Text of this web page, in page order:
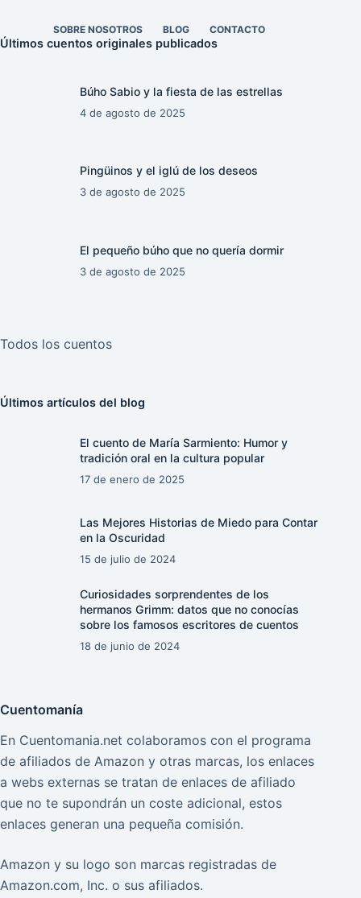
SOBRE NOSOTROS BLOG CONTACTO
Últimos cuentos originales publicados
Búho Sabio y la fiesta de las estrellas
4 de agosto de 2025
Pingüinos y el iglú de los deseos
3 de agosto de 2025
El pequeño búho que no quería dormir
3 de agosto de 2025
Todos los cuentos
Últimos artículos del blog
El cuento de María Sarmiento: Humor y
tradición oral en la cultura popular
17 de enero de 2025
Las Mejores Historias de Miedo para Contar
en la Oscuridad
15 de julio de 2024
Curiosidades sorprendentes de los
hermanos Grimm: datos que no conocías
sobre los famosos escritores de cuentos
18 de junio de 2024
Cuentomanía
En Cuentomania.net colaboramos con el programa
de afiliados de Amazon y otras marcas, los enlaces
a webs externas se tratan de enlaces de afiliado
que no te supondrán un coste adicional, estos
enlaces generan una pequeña comisión.
Amazon y su logo son marcas registradas de
Amazon.com, Inc. o sus afiliados.